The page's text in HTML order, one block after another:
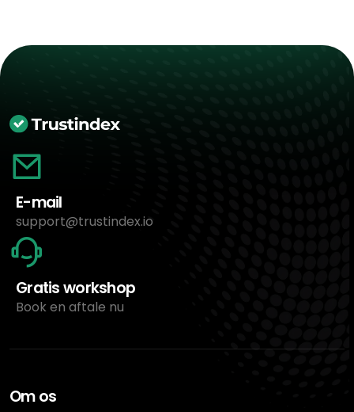
E-mail
support@trustindex.io
Gratis workshop
Book en aftale nu
Om os